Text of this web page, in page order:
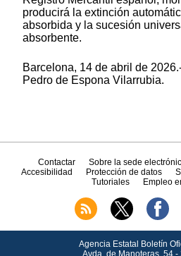
producirá la extinción
absorbida y la sucesión
absorbente.
Barcelona, 14 de abril de
Pedro de Espona Vilarrubia.
Contactar Sobre la sede
Accesibilidad
Protección de datos
Tutoriales
Empleo
Agencia Estatal Boletín
Avda. de Manoteras, 54 -